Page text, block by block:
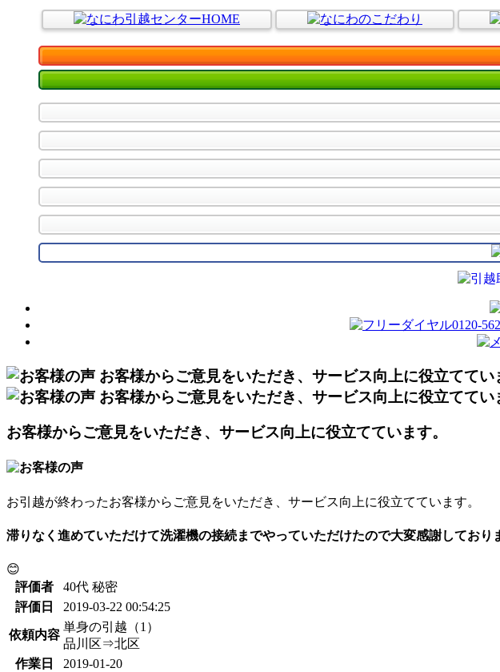
お客様からご意見をいただき、サービス向上に役立てています。
お引越が終わったお客様からご意見をいただき、サービス向上に役立てています。
滞りなく進めていただけて洗濯機の接続までやっていただけたので大変感謝しており
😊
評価者
40代 秘密
評価日
2019-03-22 00:54:25
依頼内容
単身の引越（1）
品川区⇒北区
作業日
2019-01-20